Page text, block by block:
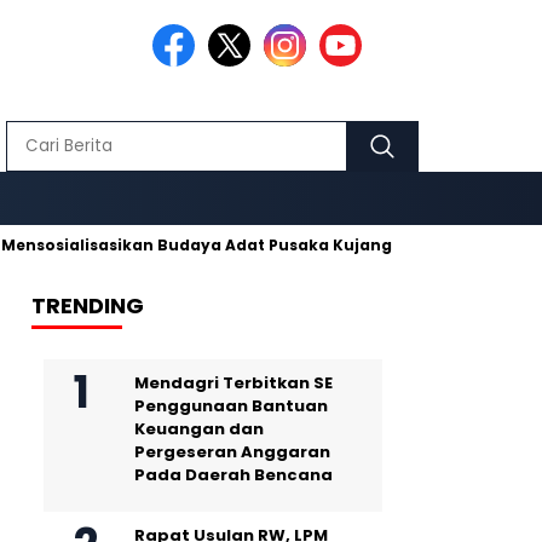
Budaya Adat Pusaka Kujang Makmur Hidayat dan
TRENDING
Mendagri Terbitkan SE
Penggunaan Bantuan
Keuangan dan
Pergeseran Anggaran
Pada Daerah Bencana
Rapat Usulan RW, LPM